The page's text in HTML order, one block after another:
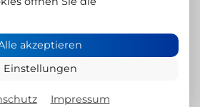
akzeptieren
Einstellungen
Impressum